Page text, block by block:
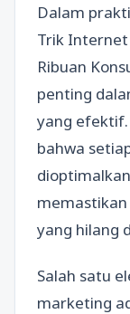
Dalam
Trik
Ribuan
penting
yang
bahwa
yang hilang
Salah satu
marketing